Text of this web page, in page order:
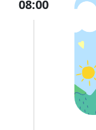
08:00